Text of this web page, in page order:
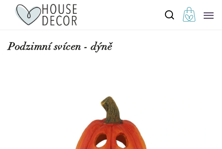
Podzimní svícen - dýně